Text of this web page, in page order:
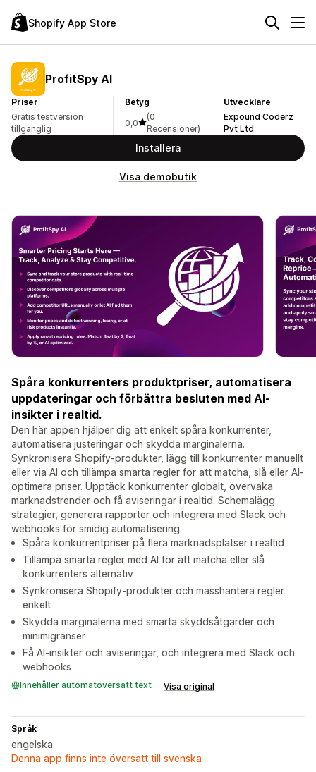
Shopify App Store
ProfitSpy AI
Priser
Gratis testversion
tillgänglig
Betyg
0,0
(0
Recensioner)
Utvecklare
Expound Coderz
Pvt Ltd
Installera
Visa demobutik
Spåra konkurrenters produktpriser, automatisera
uppdateringar och förbättra besluten med AI-
insikter i realtid.
Den här appen hjälper dig att enkelt spåra konkurrenter,
automatisera justeringar och skydda marginalerna.
Synkronisera Shopify-produkter, lägg till konkurrenter manuellt
eller via AI och tillämpa smarta regler för att matcha, slå eller AI-
optimera priser. Upptäck konkurrenter globalt, övervaka
marknadstrender och få aviseringar i realtid. Schemalägg
strategier, generera rapporter och integrera med Slack och
webhooks för smidig automatisering.
Spåra konkurrentpriser på flera marknadsplatser i realtid
Tillämpa smarta regler med AI för att matcha eller slå
konkurrenters alternativ
Synkronisera Shopify-produkter och masshantera regler
enkelt
Skydda marginalerna med smarta skyddsåtgärder och
minimigränser
Få AI-insikter och aviseringar, och integrera med Slack och
webhooks
Innehåller automatöversatt text Visa original
Språk
engelska
Denna app finns inte översatt till svenska